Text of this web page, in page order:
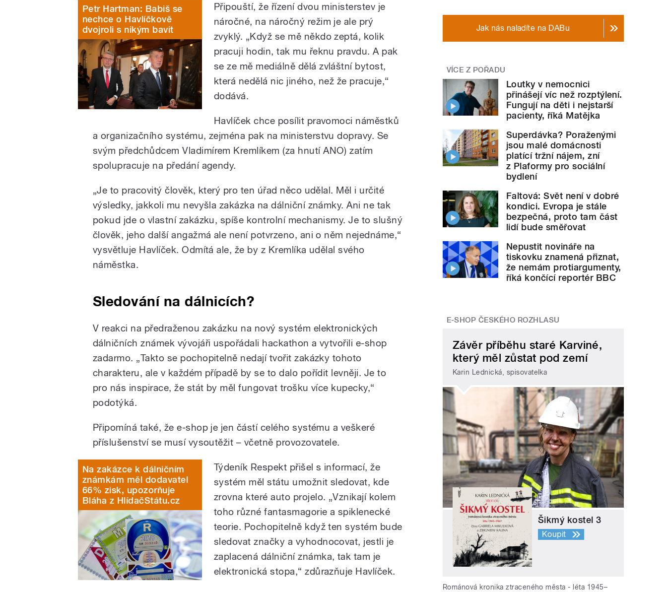
Petr Hartman: Babiš se
nechce o Havlíčkově
dvojroli s nikým bavit
Připouští, že řízení dvou ministerstev je
náročné, na náročný režim je ale prý
zvyklý. „Když se mě někdo zeptá, kolik
pracuji hodin, tak mu řeknu pravdu. A pak
se ze mě mediálně dělá zvláštní bytost,
která nedělá nic jiného, než že pracuje,“
dodává.
Havlíček chce posílit pravomoci náměstků
a organizačního systému, zejména pak na ministerstvu dopravy. Se
svým předchůdcem Vladimírem Kremlíkem (za hnutí ANO) zatím
spolupracuje na předání agendy.
„Je to pracovitý člověk, který pro ten úřad něco udělal. Měl i určité
výsledky, jakkoli mu nevyšla zakázka na dálniční známky. Ani ne tak
pokud jde o vlastní zakázku, spíše kontrolní mechanismy. Je to slušný
člověk, jeho další angažmá ale není potvrzeno, ani o něm nejednáme,“
vysvětluje Havlíček. Odmítá ale, že by z Kremlíka udělal svého
náměstka.
Sledování na dálnicích?
V reakci na předraženou zakázku na nový systém elektronických
dálničních známek vývojáři uspořádali hackathon a vytvořili e-shop
zadarmo. „Takto se pochopitelně nedají tvořit zakázky tohoto
charakteru, ale v každém případě by se to dalo pořídit levněji. Je to
pro nás inspirace, že stát by měl fungovat trošku více kupecky,“
podotýká.
Připomíná také, že e-shop je jen částí celého systému a veškeré
příslušenství se musí vysoutěžit – včetně provozovatele.
Na zakázce k dálničním
známkám měl dodavatel
66% zisk, upozorňuje
Bláha z HlídačStátu.cz
Týdeník Respekt přišel s informací, že
systém měl státu umožnit sledovat, kde
zrovna které auto projelo. „Vznikají kolem
toho různé fantasmagorie a spiklenecké
teorie. Pochopitelně když ten systém bude
sledovat značky a vyhodnocovat, jestli je
zaplacená dálniční známka, tak tam je
elektronická stopa,“ zdůrazňuje Havlíček.
Jak nás naladíte na DABu
VÍCE Z POŘADU
Loutky v nemocnici
přinášejí víc než rozptýlení.
Fungují na děti i nejstarší
pacienty, říká Matějka
Superdávka? Poraženými
jsou malé domácnosti
platící tržní nájem, zní
z Plaformy pro sociální
bydlení
Faltová: Svět není v dobré
kondici. Evropa je stále
bezpečná, proto tam část
lidí bude směřovat
Nepustit novináře na
tiskovku znamená přiznat,
že nemám protiargumenty,
říká končící reportér BBC
E-SHOP ČESKÉHO ROZHLASU
Závěr příběhu staré Karviné,
který měl zůstat pod zemí
Karin Lednická, spisovatelka
Šikmý kostel 3
Koupit
Románová kronika ztraceného města - léta 1945–